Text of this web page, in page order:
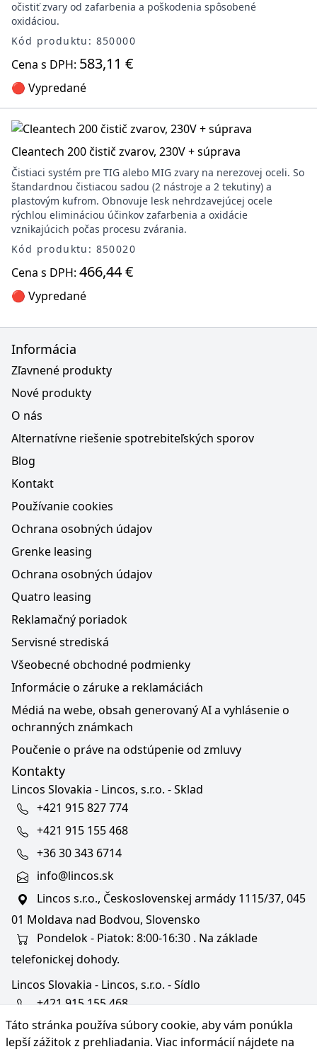
očistiť zvary od zafarbenia a poškodenia spôsobené
oxidáciou.
Kód produktu: 850000
Cena s DPH: 583,11 €
🔴 Vypredané
Cleantech 200 čistič zvarov, 230V + súprava
Čistiaci systém pre TIG alebo MIG zvary na nerezovej oceli. So
štandardnou čistiacou sadou (2 nástroje a 2 tekutiny) a
plastovým kufrom. Obnovuje lesk nehrdzavejúcej ocele
rýchlou elimináciou účinkov zafarbenia a oxidácie
vznikajúcich počas procesu zvárania.
Kód produktu: 850020
Cena s DPH: 466,44 €
🔴 Vypredané
Táto stránka používa súbory cookie, aby vám ponúkla
lepší zážitok z prehliadania. Viac informácií nájdete na
Informácia
Zľavnené produkty
Nové produkty
O nás
Alternatívne riešenie spotrebiteľských sporov
Blog
Kontakt
Používanie cookies
Ochrana osobných údajov
Grenke leasing
Ochrana osobných údajov
Quatro leasing
Reklamačný poriadok
Servisné strediská
Všeobecné obchodné podmienky
Informácie o záruke a reklamáciách
Médiá na webe, obsah generovaný AI a vyhlásenie o
ochranných známkach
Poučenie o práve na odstúpenie od zmluvy
Kontakty
Lincos Slovakia - Lincos, s.r.o. - Sklad
+421 915 827 774
+421 915 155 468
+36 30 343 6714
info@lincos.sk
Lincos s.r.o., Československej armády 1115/37, 045
01 Moldava nad Bodvou, Slovensko
Pondelok - Piatok: 8:00-16:30 . Na základe
telefonickej dohody.
Lincos Slovakia - Lincos, s.r.o. - Sídlo
+421 915 155 468
+36/30 343 6714
bratislava@lincos.sk